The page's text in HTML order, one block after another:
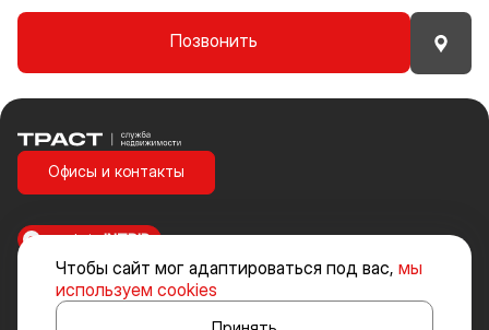
Позвонить
Чтобы сайт мог адаптироваться под вас, мы
используем cookies
Траст | Служба недвижимости
Офисы и контакты
Стоимость объектов недвижимости и иных товаров и услуг, не
включенных в «Прайс-лист» носит исключительно информационный
характер и ни при каких условиях не является публичной офертой,
made inINTRID